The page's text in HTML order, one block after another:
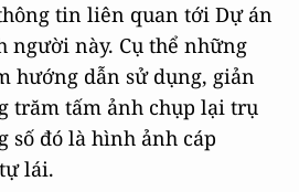
tin liên quan tới Dự án
người này. Cụ thể những
hướng dẫn sử dụng, giản
trăm tấm ảnh chụp lại trụ
số đó là hình ảnh cáp
lái.